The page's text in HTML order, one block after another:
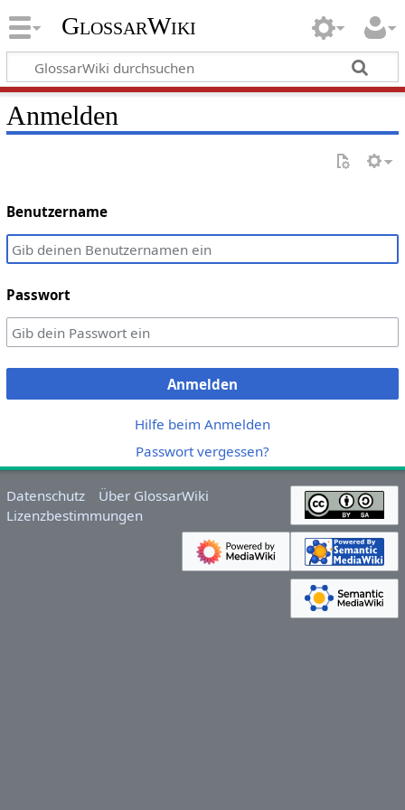
GlossarWiki
Anmelden
Benutzername
Passwort
Anmelden
Hilfe beim Anmelden
Passwort vergessen?
Datenschutz
Über GlossarWiki
Lizenzbestimmungen